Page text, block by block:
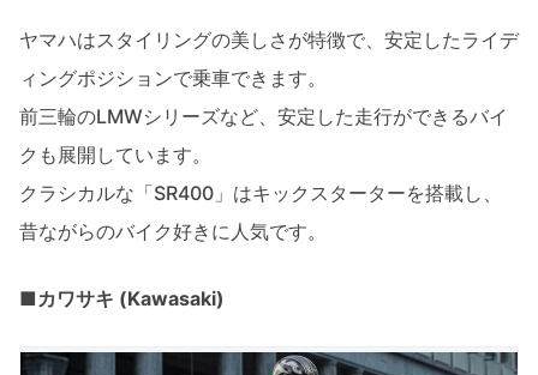
ヤマハはスタイリングの美しさが特徴で、安定したライデ
ィングポジションで乗車できます。
前三輪のLMWシリーズなど、安定した走行ができるバイ
クも展開しています。
クラシカルな「SR400」はキックスターターを搭載し、
昔ながらのバイク好きに人気です。
■カワサキ (Kawasaki)